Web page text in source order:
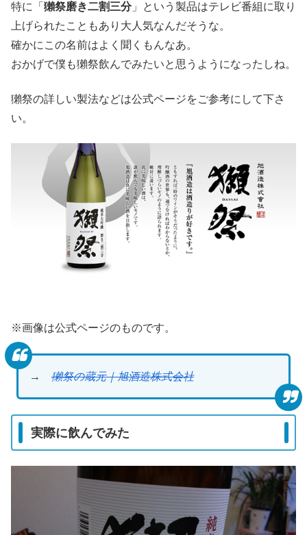
特に「 獺祭磨き二割三分」という製品はテレビ番組に取り
上げられたこともあり大人気なんだそうな。
確かにこの名前はよく聞くもんなあ。
おかげで僕も獺祭飲んでみたいと思うようになったしね。
獺祭の詳しい製法などは公式ページをご参考にして下さ
い。
※画像は公式ページのものです。
→ 獺祭の蔵元｜旭酒造株式会社
実際に飲んでみた